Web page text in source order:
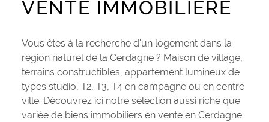
CONTACT
VENTE IMMOBILIÈRE
Vous êtes à la recherche d'un logement dans la
région naturel de la Cerdagne ? Maison de village,
terrains constructibles, appartement lumineux de
types studio, T2, T3, T4 en campagne ou en centre
ville. Découvrez ici notre sélection aussi riche que
variée de biens immobiliers en vente en Cerdagne
PIÈCES
RÉFÉRENCE
CRITÈRES SUPPLÉMENTAIRES
PLUS DE CRITÈRES